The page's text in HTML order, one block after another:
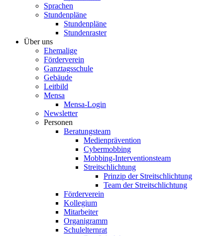
Sprachen
Stundenpläne
Stundenpläne
Stundenraster
Über uns
Ehemalige
Förderverein
Ganztagsschule
Gebäude
Leitbild
Mensa
Mensa-Login
Newsletter
Personen
Beratungsteam
Medienprävention
Cybermobbing
Mobbing-Interventionsteam
Streitschlichtung
Prinzip der Streitschlichtung
Team der Streitschlichtung
Förderverein
Kollegium
Mitarbeiter
Organigramm
Schulelternrat